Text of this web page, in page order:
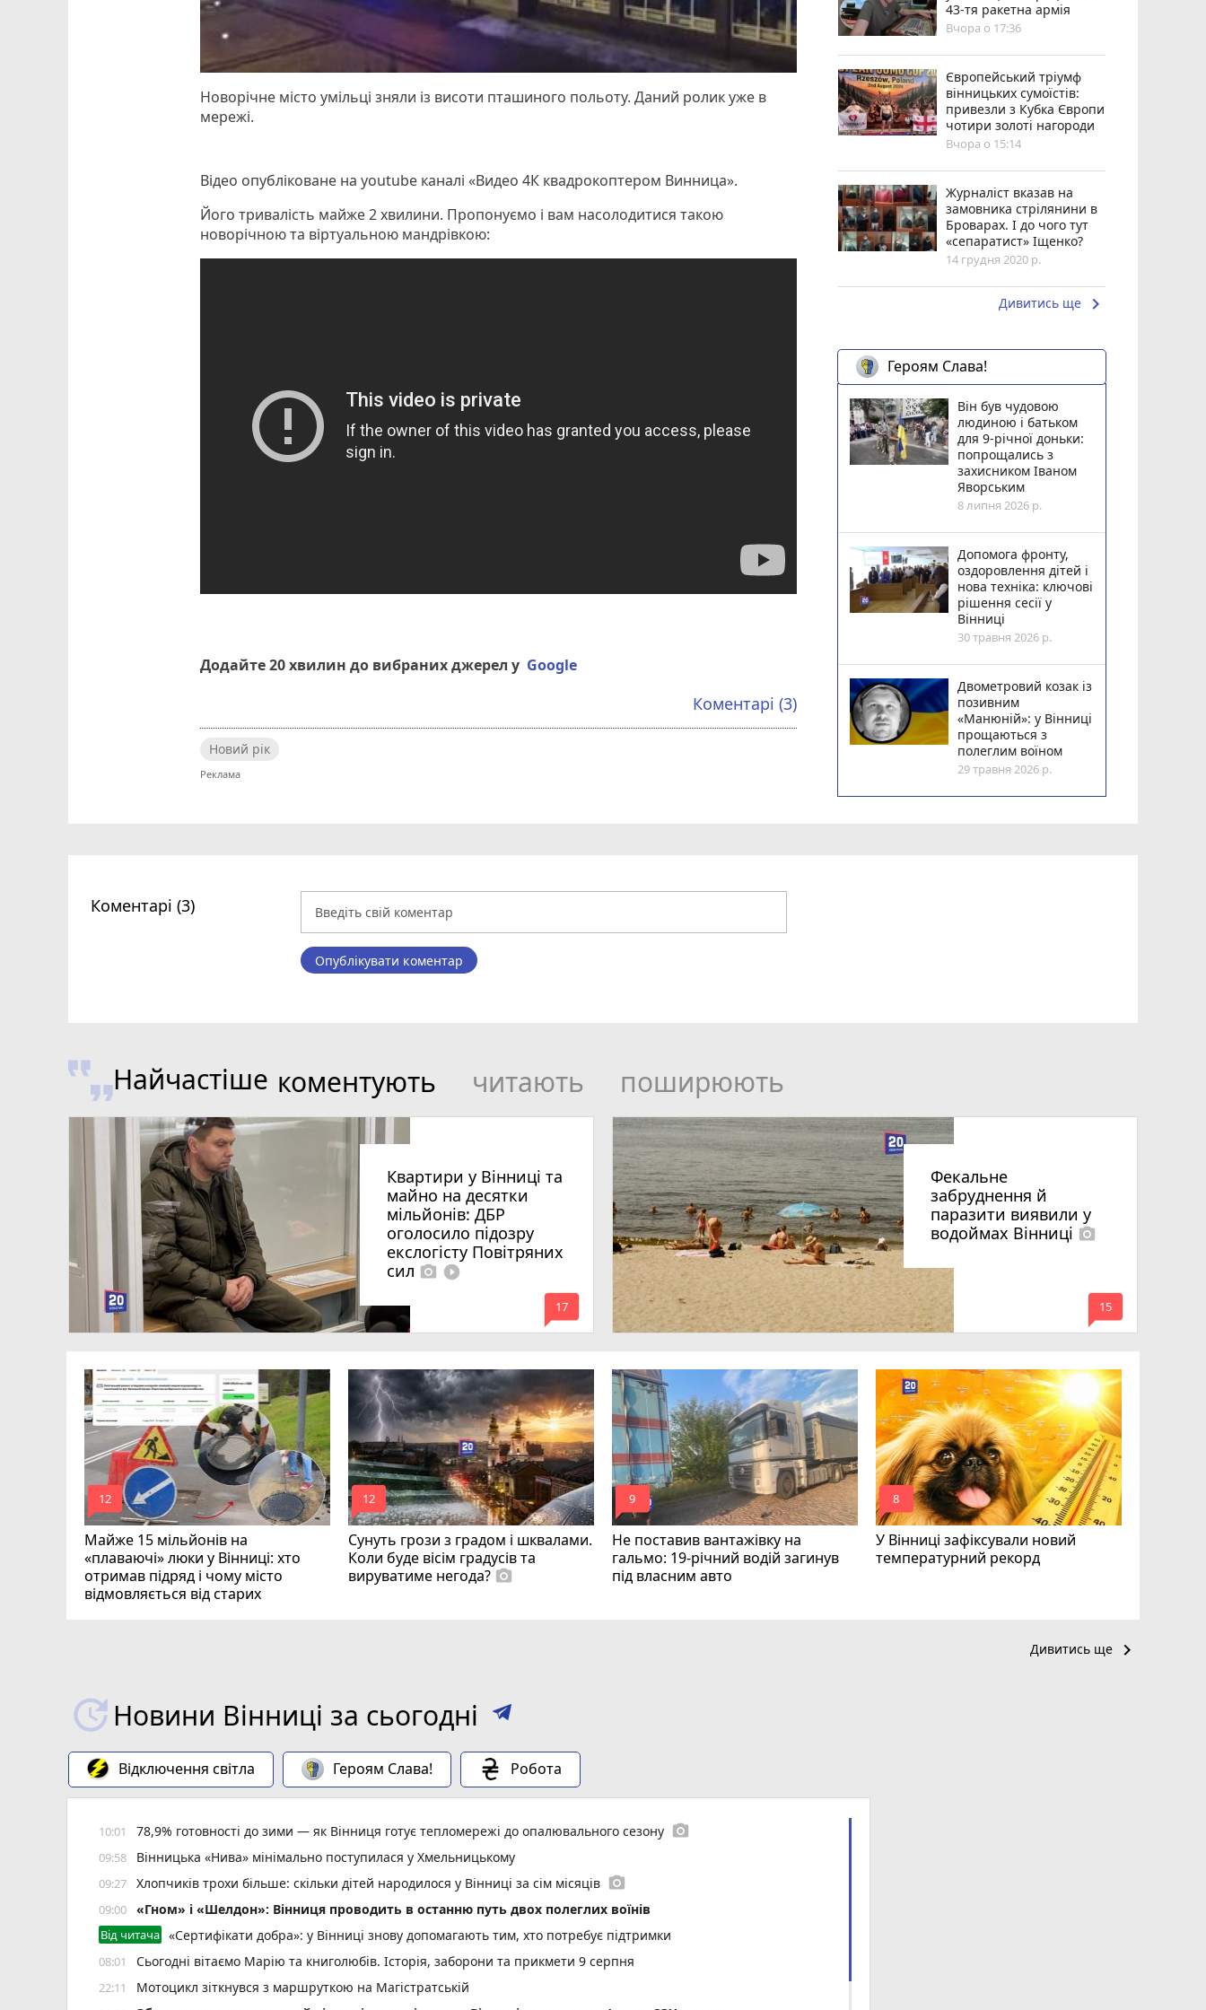
Новорічне місто умільці зняли із висоти пташиного польоту. Даний ролик уже в
мережі.
Відео опубліковане на youtube каналі «Видео 4К квадрокоптером Винница».
Його тривалість майже 2 хвилини. Пропонуємо і вам насолодитися такою
новорічною та віртуальною мандрівкою:
Додайте 20 хвилин до вибраних джерел у Google
Коментарі (3)
Новий рік
43-тя ракетна армія
Вчора о 17:36
Європейський тріумф
вінницьких сумоїстів:
привезли з Кубка Європи
чотири золоті нагороди
Вчора о 15:14
Журналіст вказав на
замовника стрілянини в
Броварах. І до чого тут
«сепаратист» Іщенко?
14 грудня 2020 р.
Дивитись ще keyboard_arrow_right
Героям Слава!
Він був чудовою
людиною і батьком
для 9-річної доньки:
попрощались з
захисником Іваном
Яворським
8 липня 2026 р.
Допомога фронту,
оздоровлення дітей і
нова техніка: ключові
рішення сесії у
Вінниці
30 травня 2026 р.
Двометровий козак із
позивним
«Манюній»: у Вінниці
прощаються з
полеглим воїном
29 травня 2026 р.
Коментарі (3)
Опублікувати коментар
Найчастіше коментують читають поширюють
Квартири у Вінниці та
майно на десятки
мільйонів: ДБР
оголосило підозру
екслогісту Повітряних
сил photo_camera play_circle_filled
mode_comment
17
Фекальне
забруднення й
паразити виявили у
водоймах Вінниці photo_camera
mode_comment
15
Майже 15 мільйонів на
«плаваючі» люки у Вінниці: хто
отримав підряд і чому місто
відмовляється від старих
mode_comment
12
Сунуть грози з градом і шквалами.
Коли буде вісім градусів та
вируватиме негода? photo_camera
mode_comment
12
Не поставив вантажівку на
гальмо: 19-річний водій загинув
під власним авто
mode_comment
9
У Вінниці зафіксували новий
температурний рекорд
mode_comment
8
Дивитись ще keyboard_arrow_right
Новини Вінниці за сьогодні
Відключення світла Героям Слава! Робота
10:01 78,9% готовності до зими — як Вінниця готує тепломережі до опалювального сезону photo_camera
09:58 Вінницька «Нива» мінімально поступилася у Хмельницькому
09:27 Хлопчиків трохи більше: скільки дітей народилося у Вінниці за сім місяців photo_camera
09:00 «Гном» і «Шелдон»: Вінниця проводить в останню путь двох полеглих воїнів
Від читача «Сертифікати добра»: у Вінниці знову допомагають тим, хто потребує підтримки
08:01 Сьогодні вітаємо Марію та книголюбів. Історія, заборони та прикмети 9 серпня
22:11 Мотоцикл зіткнувся з маршруткою на Магістратській